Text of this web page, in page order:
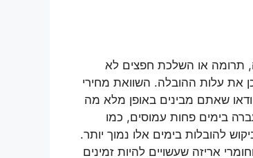
תרומה או השלכת חפצים לא
את עלות ההובלה. השוואת מחירי
שאתם מבינים באופן מלא מה
בימים פחות עמוסים, כמו
להובלות בימים אלו נמוך יותר.
אריזה שעשויים להיות זמינים